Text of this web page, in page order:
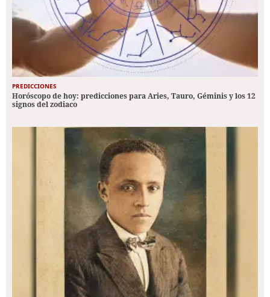
PREDICCIONES
Horóscopo de hoy: predicciones para Aries, Tauro, Géminis y los 12
signos del zodiaco